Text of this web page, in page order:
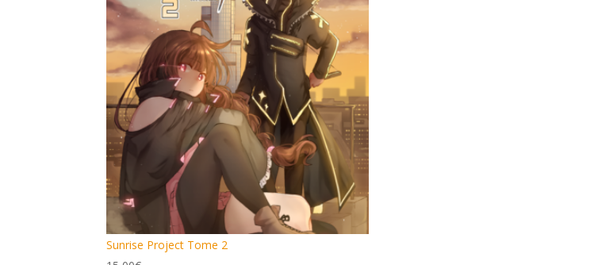
Sunrise Project Tome 2